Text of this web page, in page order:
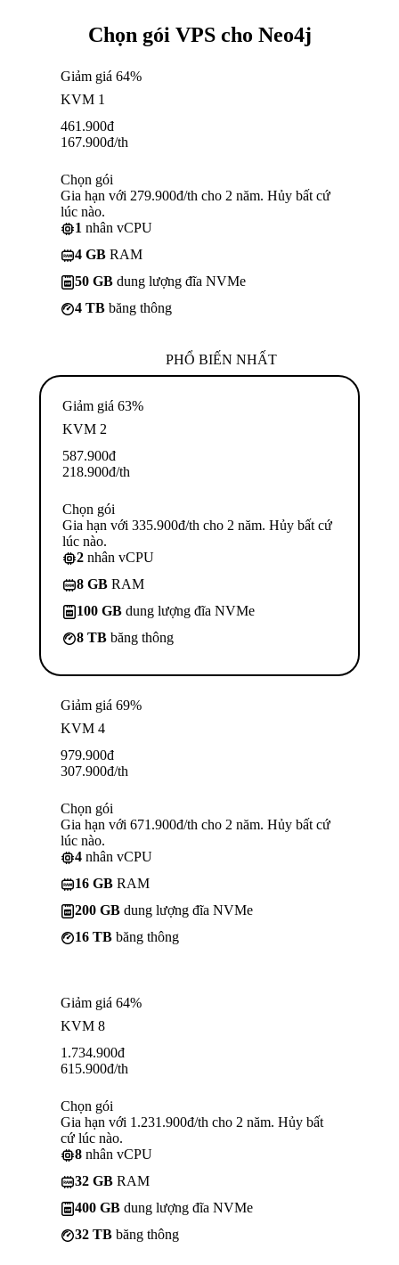
Chọn gói VPS cho Neo4j
Giảm giá 64%
KVM 1
461.900đ
167.900đ/th
Chọn gói
Gia hạn với 279.900đ/th cho 2 năm. Hủy bất cứ
lúc nào.
1 nhân vCPU
4 GB RAM
50 GB dung lượng đĩa NVMe
4 TB băng thông
PHỔ BIẾN NHẤT
Giảm giá 63%
KVM 2
587.900đ
218.900đ/th
Chọn gói
Gia hạn với 335.900đ/th cho 2 năm. Hủy bất cứ
lúc nào.
2 nhân vCPU
8 GB RAM
100 GB dung lượng đĩa NVMe
8 TB băng thông
Giảm giá 69%
KVM 4
979.900đ
307.900đ/th
Chọn gói
Gia hạn với 671.900đ/th cho 2 năm. Hủy bất cứ
lúc nào.
4 nhân vCPU
16 GB RAM
200 GB dung lượng đĩa NVMe
16 TB băng thông
Giảm giá 64%
KVM 8
1.734.900đ
615.900đ/th
Chọn gói
Gia hạn với 1.231.900đ/th cho 2 năm. Hủy bất
cứ lúc nào.
8 nhân vCPU
32 GB RAM
400 GB dung lượng đĩa NVMe
32 TB băng thông